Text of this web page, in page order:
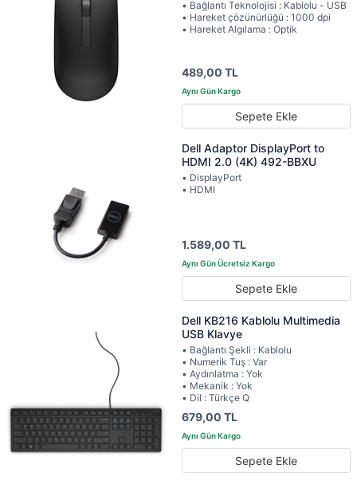
• Bağlantı Teknolojisi : Kablolu - USB
• Hareket çözünürlüğü : 1000 dpi
• Hareket Algılama : Optik
489,00 TL
Sepete Ekle
Dell Adaptor DisplayPort to
HDMI 2.0 (4K) 492-BBXU
• DisplayPort
• HDMI
1.589,00 TL
Sepete Ekle
Dell KB216 Kablolu Multimedia
USB Klavye
• Bağlantı Şekli : Kablolu
• Numerik Tuş : Var
• Aydınlatma : Yok
• Mekanik : Yok
• Dil : Türkçe Q
679,00 TL
Sepete Ekle